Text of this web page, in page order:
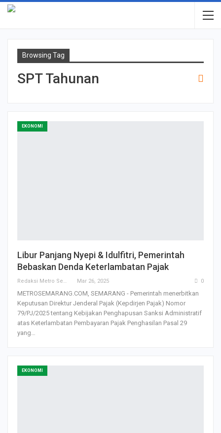
Browsing Tag
SPT Tahunan
EKONOMI
Libur Panjang Nyepi & Idulfitri, Pemerintah
Bebaskan Denda Keterlambatan Pajak
Redaksi Metro Semarang Mar 26, 2025 0
METROSEMARANG.COM, SEMARANG - Pemerintah menerbitkan
Keputusan Direktur Jenderal Pajak (Kepdirjen Pajak) Nomor
79/PJ/2025 tentang Kebijakan Penghapusan Sanksi Administratif
atas Keterlambatan Pembayaran Pajak Penghasilan Pasal 29
yang…
EKONOMI